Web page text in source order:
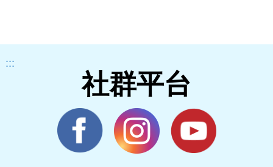
:::
社群平台